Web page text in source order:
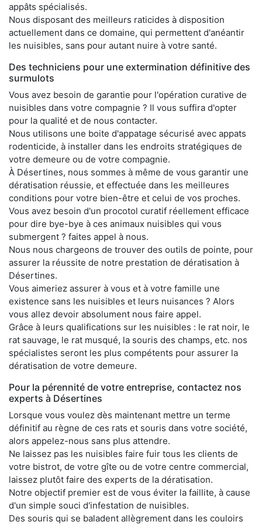
appâts spécialisés.
Nous disposant des meilleurs raticides à disposition
actuellement dans ce domaine, qui permettent d'anéantir
les nuisibles, sans pour autant nuire à votre santé.
Des techniciens pour une extermination définitive des
surmulots
Vous avez besoin de garantie pour l'opération curative de
nuisibles dans votre compagnie ? Il vous suffira d'opter
pour la qualité et de nous contacter.
Nous utilisons une boite d'appatage sécurisé avec appats
rodenticide, à installer dans les endroits stratégiques de
votre demeure ou de votre compagnie.
À Désertines, nous sommes à même de vous garantir une
dératisation réussie, et effectuée dans les meilleures
conditions pour votre bien-être et celui de vos proches.
Vous avez besoin d'un procotol curatif réellement efficace
pour dire bye-bye à ces animaux nuisibles qui vous
submergent ? faites appel à nous.
Nous nous chargeons de trouver des outils de pointe, pour
assurer la réussite de notre prestation de dératisation à
Désertines.
Vous aimeriez assurer à vous et à votre famille une
existence sans les nuisibles et leurs nuisances ? Alors
vous allez devoir absolument nous faire appel.
Grâce à leurs qualifications sur les nuisibles : le rat noir, le
rat sauvage, le rat musqué, la souris des champs, etc. nos
spécialistes seront les plus compétents pour assurer la
dératisation de votre demeure.
Pour la pérennité de votre entreprise, contactez nos
experts à Désertines
Lorsque vous voulez dès maintenant mettre un terme
définitif au règne de ces rats et souris dans votre société,
alors appelez-nous sans plus attendre.
Ne laissez pas les nuisibles faire fuir tous les clients de
votre bistrot, de votre gîte ou de votre centre commercial,
laissez plutôt faire des experts de la dératisation.
Notre objectif premier est de vous éviter la faillite, à cause
d'un simple souci d'infestation de nuisibles.
Des souris qui se baladent allègrement dans les couloirs